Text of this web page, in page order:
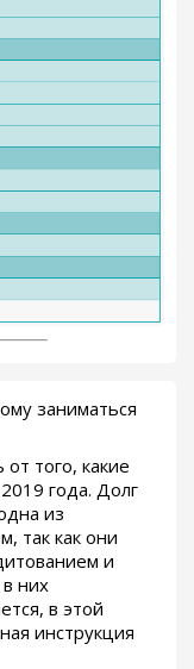
заниматься
того, какие
года. Долг
из
так как они
и
них
в этой
инструкция